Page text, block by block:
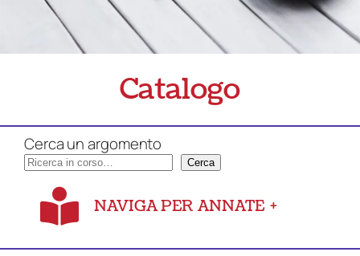
Catalogo
Cerca un argomento
Cerca
NAVIGA PER ANNATE +